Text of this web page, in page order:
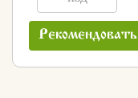
Рекомендовать